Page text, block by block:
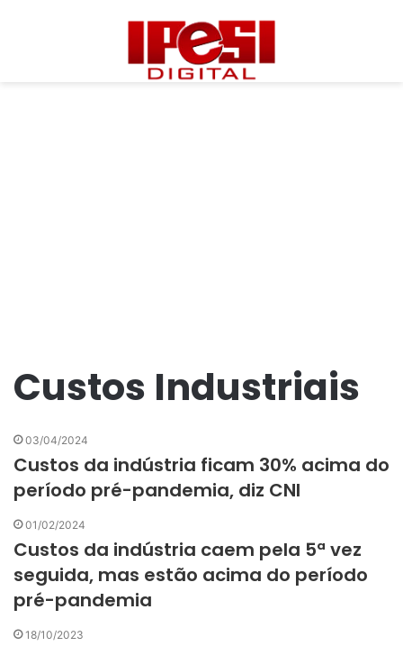
Custos Industriais
03/04/2024
Custos da indústria ficam 30% acima do
período pré-pandemia, diz CNI
01/02/2024
Custos da indústria caem pela 5ª vez
seguida, mas estão acima do período
pré-pandemia
18/10/2023